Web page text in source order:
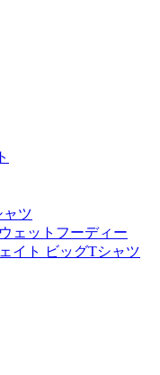
ャツ
ェットフーディー
イト ビッグTシャツ